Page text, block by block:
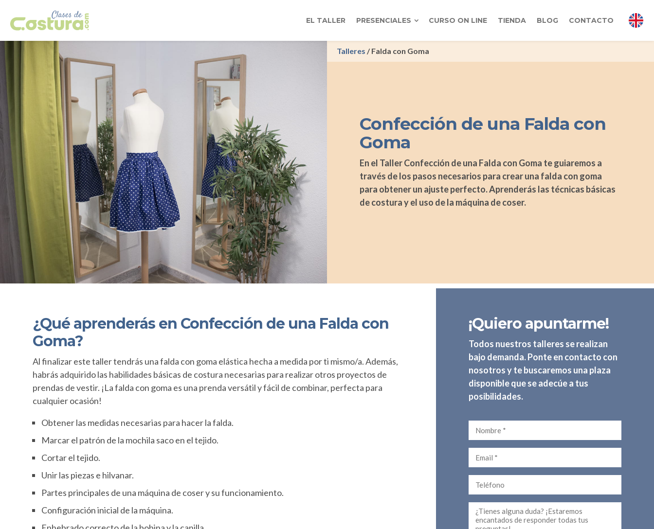
EL TALLER PRESENCIALES CURSO ON LINE TIENDA BLOG CONTACTO
Confección de una Falda con
Goma
En el Taller Confección de una Falda con Goma te guiaremos a
través de los pasos necesarios para crear una falda con goma
para obtener un ajuste perfecto. Aprenderás las técnicas básicas
de costura y el uso de la máquina de coser.
Talleres / Falda con Goma
¿Qué aprenderás en Confección de una Falda con
Goma?
Al finalizar este taller tendrás una falda con goma elástica hecha a medida por ti mismo/a. Además,
habrás adquirido las habilidades básicas de costura necesarias para realizar otros proyectos de
prendas de vestir. ¡La falda con goma es una prenda versátil y fácil de combinar, perfecta para
cualquier ocasión!
Obtener las medidas necesarias para hacer la falda.
Marcar el patrón de la mochila saco en el tejido.
Cortar el tejido.
Unir las piezas e hilvanar.
Partes principales de una máquina de coser y su funcionamiento.
Configuración inicial de la máquina.
¡Quiero apuntarme!
Todos nuestros talleres se realizan
bajo demanda. Ponte en contacto con
nosotros y te buscaremos una plaza
disponible que se adecúe a tus
posibilidades.
Nombre
Email
Teléfono
Comentarios